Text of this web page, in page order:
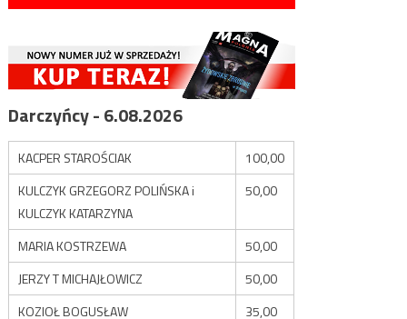
Darczyńcy - 6.08.2026
KACPER STAROŚCIAK
100,00
KULCZYK GRZEGORZ POLIŃSKA i
KULCZYK KATARZYNA
50,00
MARIA KOSTRZEWA
50,00
JERZY T MICHAJŁOWICZ
50,00
KOZIOŁ BOGUSŁAW
35,00